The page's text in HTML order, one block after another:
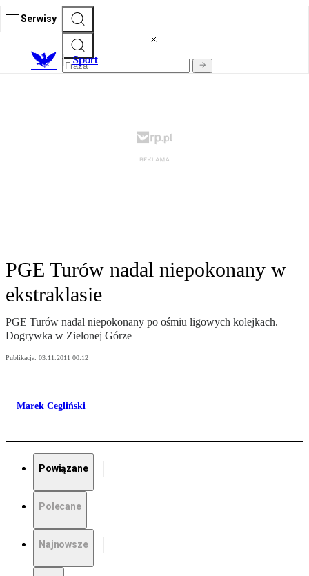
Serwisy
Sport
PGE Turów nadal niepokonany w
ekstraklasie
PGE Turów nadal niepokonany po ośmiu ligowych kolejkach.
Dogrywka w Zielonej Górze
Publikacja: 03.11.2011 00:12
Marek Cegliński
Powiązane
Polecane
Najnowsze